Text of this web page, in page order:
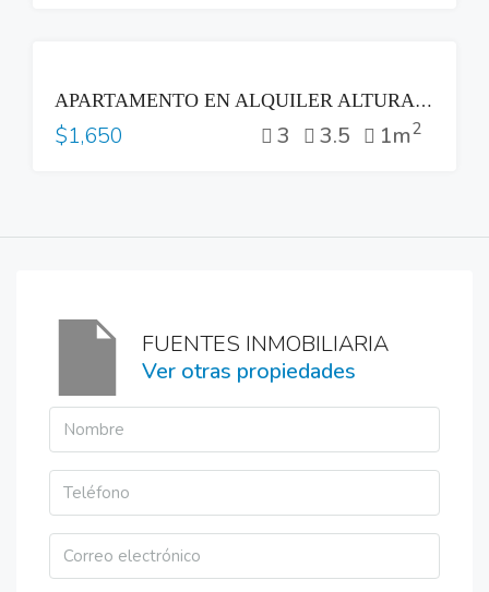
APARTAMENTO EN ALQUILER ALTURAS DEL BOSQUE NUEVO CUSCATLAN
$1,650 3 3.5 1m2
FUENTES INMOBILIARIA
Ver otras propiedades